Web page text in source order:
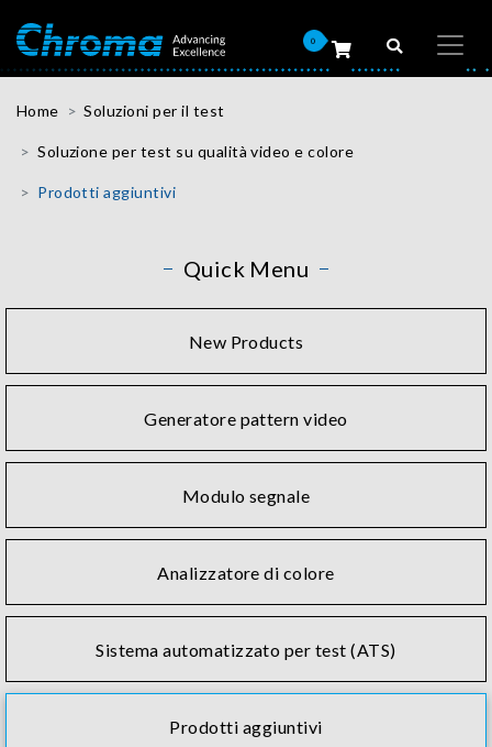
0
Home Soluzioni per il test
Soluzione per test su qualità video e colore
Prodotti aggiuntivi
Quick Menu
New Products
Generatore pattern video
Modulo segnale
Analizzatore di colore
Sistema automatizzato per test (ATS)
Prodotti aggiuntivi